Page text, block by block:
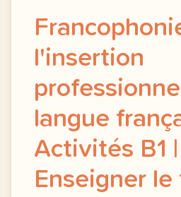
l'insertion
langue
Activités B1 |
Enseigner le